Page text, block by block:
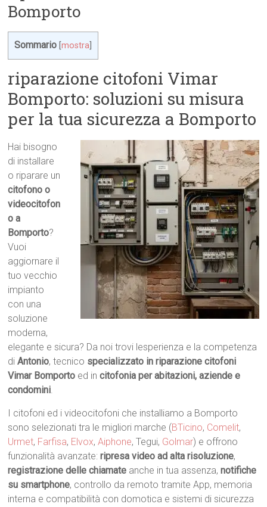
Bomporto
Sommario [mostra
riparazione citofoni Vimar
Bomporto: soluzioni su misura
per la tua sicurezza a Bomporto
Hai bisogno
di installare
o riparare un
citofono o
videocitofon
o a
Bomporto?
Vuoi
aggiornare il
tuo vecchio
impianto
con una
soluzione
moderna,
elegante e sicura? Da noi trovi lesperienza e la competenza
diAntonio, tecnico specializzato in riparazione citofoni
Vimar Bomporto ed incitofonia per abitazioni, aziende e
condomini.
I citofoni ed i videocitofoni che installiamo a Bomporto
sono selezionati tra le migliori marche (BTicino, Comelit,
Urmet, Farfisa, Elvox,Aiphone, Tegui, Golmar) e offrono
funzionalità avanzate:ripresa video ad alta risoluzione,
registrazione delle chiamate anche in tua assenza,notifiche
su smartphone, controllo da remoto tramite App, memoria
interna e compatibilità con domotica e sistemi di sicurezza